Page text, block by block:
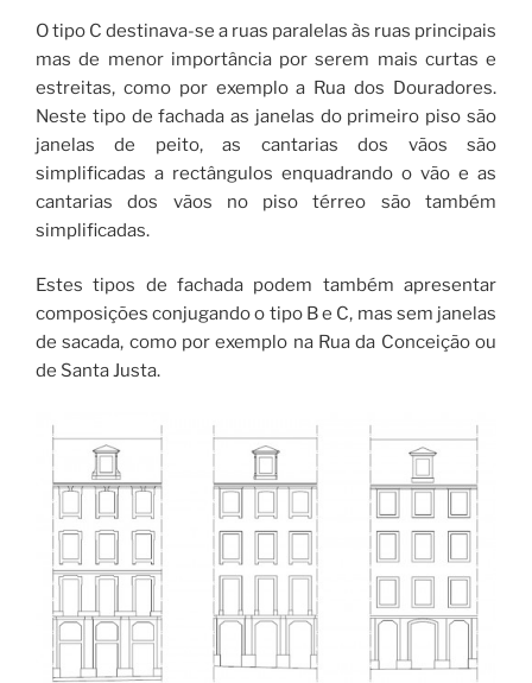
O tipo C destinava-se a ruas paralelas às ruas principais
mas de menor importância por serem mais curtas e
estreitas, como por exemplo a Rua dos Douradores.
Neste tipo de fachada as janelas do primeiro piso são
janelas de peito, as cantarias dos vãos são
simplificadas a rectângulos enquadrando o vão e as
cantarias dos vãos no piso térreo são também
simplificadas.
Estes tipos de fachada podem também apresentar
composições conjugando o tipo B e C, mas sem janelas
de sacada, como por exemplo na Rua da Conceição ou
de Santa Justa.